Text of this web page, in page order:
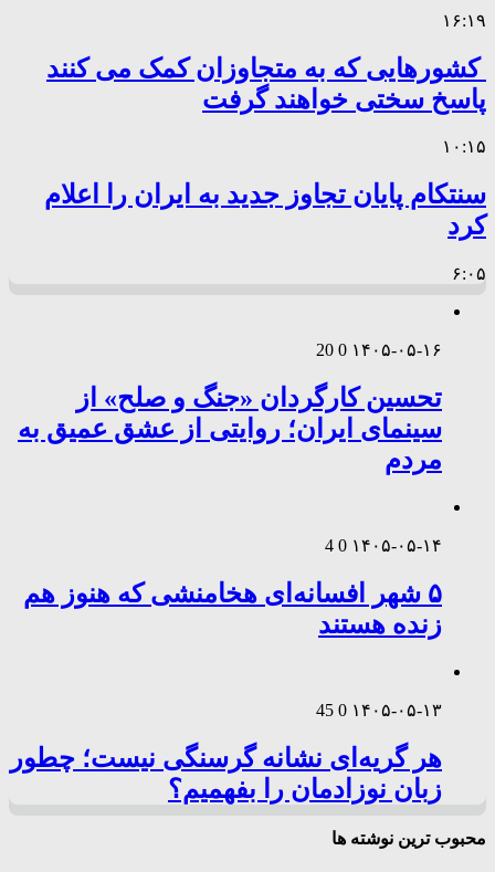
۱۶:۱۹
کشورهایی که به متجاوزان کمک می کنند
پاسخ سختی خواهند گرفت
۱۰:۱۵
سنتکام پایان تجاوز جدید به ایران را اعلام
کرد
۶:۰۵
۱۴۰۵-۰۵-۱۶ 0
20
تحسین کارگردان «جنگ و صلح» از
سینمای ایران؛ روایتی از عشق عمیق به
مردم
۱۴۰۵-۰۵-۱۴ 0
4
۵ شهر افسانه‌ای هخامنشی که هنوز هم
زنده هستند
۱۴۰۵-۰۵-۱۳ 0
45
هر گریه‌ای نشانه گرسنگی نیست؛ چطور
زبان نوزادمان را بفهمیم؟
محبوب ترین نوشته ها